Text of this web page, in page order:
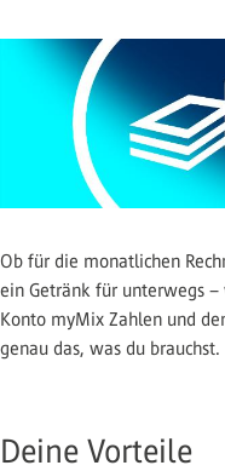
Ob für die monatlichen
ein Getränk für unterwegs
Konto myMix Zahlen und
genau das, was du brauchst.
Deine Vorteile